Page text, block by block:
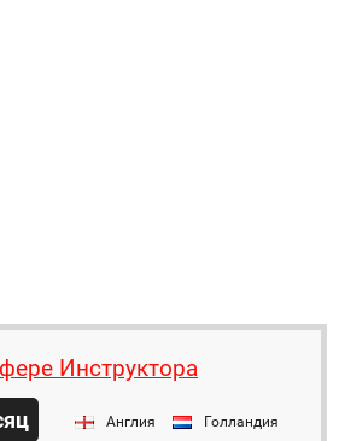
Инструктора
Англия
Голландия